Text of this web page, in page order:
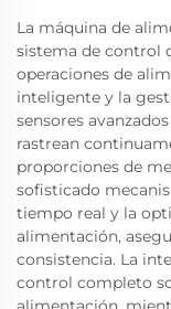
La máquina de
sistema de control
operaciones de
inteligente y la
sensores
rastrean
proporciones de
sofisticado
tiempo real y la
alimentación,
consistencia. La
control completo